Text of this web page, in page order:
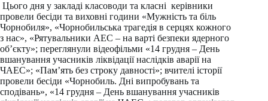
Цього дня у закладі класоводи та класні керівники
провели бесіди та виховні години «Мужність та біль
Чорнобиля», «Чорнобильська трагедія в серцях кожного
з нас», «Рятувальники АЕС – на варті безпеки ядерного
об’єкту»; переглянули відеофільми «14 грудня – День
вшанування учасників ліквідації наслідків аварії на
ЧАЕС»; «Пам’ять без строку давності»; вчителі історії
провели бесіди «Чорнобиль. Дні випробувань та
сподівань», «14 грудня – День вшанування учасників